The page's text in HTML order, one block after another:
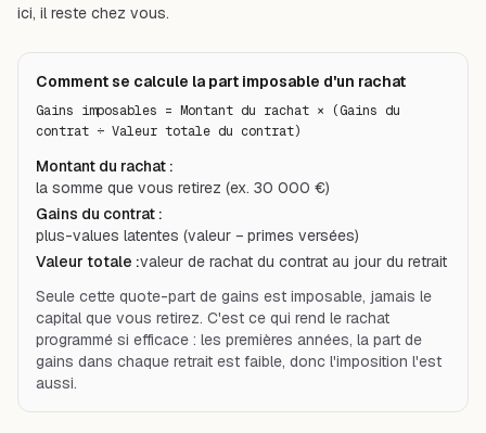
ici, il reste chez vous.
Comment se calcule la part imposable d'un rachat
Gains imposables = Montant du rachat × (Gains du
contrat ÷ Valeur totale du contrat)
Montant du rachat :
la somme que vous retirez (ex. 30 000 €)
Gains du contrat :
plus-values latentes (valeur − primes versées)
Valeur totale :valeur de rachat du contrat au jour du retrait
Seule cette quote-part de gains est imposable, jamais le
capital que vous retirez. C'est ce qui rend le rachat
programmé si efficace : les premières années, la part de
gains dans chaque retrait est faible, donc l'imposition l'est
aussi.